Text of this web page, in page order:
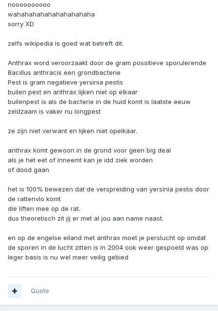
noooooooooo
wahahahahahahahahahaha
sorry XD
zelfs wikipedia is goed wat betreft dit.
Anthrax word veroorzaakt door de gram possitieve sporulerende
Bacillus anthracis een grondbacterie
Pest is gram negatieve yersinia pestis
builen pest en anthrax lijken niet op elkaar
builenpest is als de bacterie in de huid komt is laatste eeuw
zeldzaam is vaker nu longpest
ze zijn niet verwant en lijken niet opelkaar.
anthrax komt gewoon in de grond voor geen big deal
als je het eet of inneemt kan je idd ziek worden
of dood gaan
het is 100% bewezen dat de verspreiding van yersinia pestis door
de rattenvlo komt
die liften mee op de rat.
dus theoretisch zit jij er met al jou aan name naast.
en op de engelse eiland met anthrax moet je perslucht op omdat
de sporen in de lucht zitten is in 2004 ook weer gespoeld was op
leger basis is nu wel meer veilig gebied
Quote